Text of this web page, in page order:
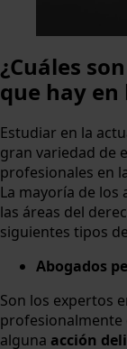
¿Cuáles
que hay
Estudiar en la
gran variedad de
profesionales en
La mayoría de los
las áreas del
siguientes tipos
Abogados
Son los expertos
profesionalmente
alguna acción